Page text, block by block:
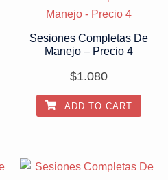
Sesiones Completas De
Manejo – Precio 4
$1.080
ADD TO CART